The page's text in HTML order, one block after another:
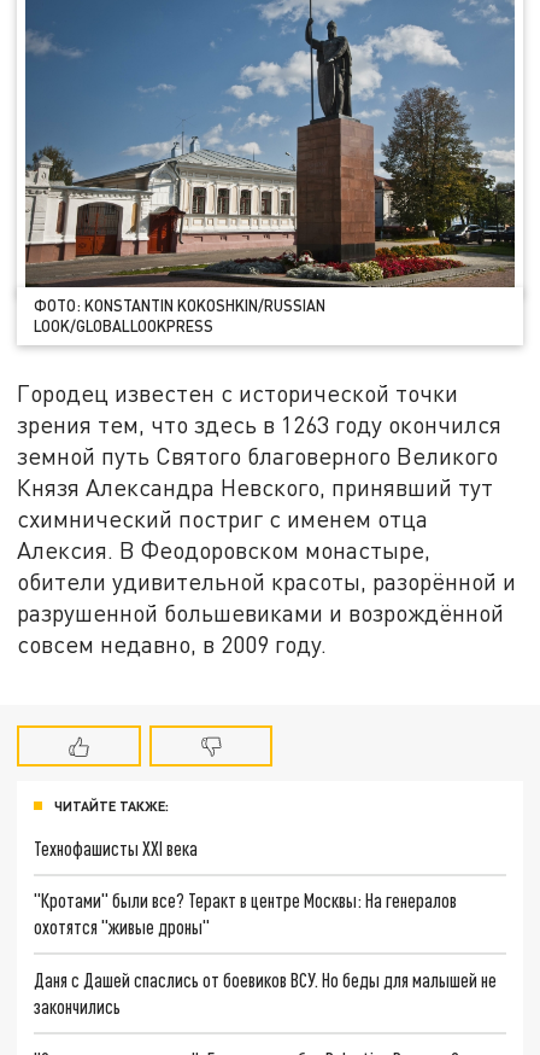
ФОТО: KONSTANTIN KOKOSHKIN/RUSSIAN
LOOK/GLOBALLOOKPRESS
Городец известен с исторической точки
зрения тем, что здесь в 1263 году окончился
земной путь Святого благоверного Великого
Князя Александра Невского, принявший тут
схимнический постриг с именем отца
Алексия. В Феодоровском монастыре,
обители удивительной красоты, разорённой и
разрушенной большевиками и возрождённой
совсем недавно, в 2009 году.
ЧИТАЙТЕ ТАКЖЕ:
Технофашисты XXI века
"Кротами" были все? Теракт в центре Москвы: На генералов
охотятся "живые дроны"
Даня с Дашей спаслись от боевиков ВСУ. Но беды для малышей не
закончились